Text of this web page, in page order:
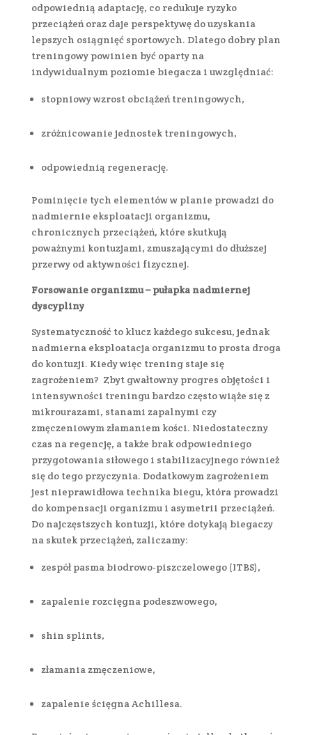
odpowiednią adaptację, co redukuje ryzyko
przeciążeń oraz daje perspektywę do uzyskania
lepszych osiągnięć sportowych. Dlatego dobry plan
treningowy powinien być oparty na
indywidualnym poziomie biegacza i uwzględniać:
stopniowy wzrost obciążeń treningowych,
zróżnicowanie jednostek treningowych,
odpowiednią regenerację.
Pominięcie tych elementów w planie prowadzi do
nadmiernie eksploatacji organizmu,
chronicznych przeciążeń, które skutkują
poważnymi kontuzjami, zmuszającymi do dłuższej
przerwy od aktywności fizycznej.
Forsowanie organizmu – pułapka nadmiernej
dyscypliny
Systematyczność to klucz każdego sukcesu, jednak
nadmierna eksploatacja organizmu to prosta droga
do kontuzji. Kiedy więc trening staje się
zagrożeniem? Zbyt gwałtowny progres objętości i
intensywności treningu bardzo często wiąże się z
mikrourazami, stanami zapalnymi czy
zmęczeniowym złamaniem kości. Niedostateczny
czas na regencję, a także brak odpowiedniego
przygotowania siłowego i stabilizacyjnego również
się do tego przyczynia. Dodatkowym zagrożeniem
jest nieprawidłowa technika biegu, która prowadzi
do kompensacji organizmu i asymetrii przeciążeń.
Do najczęstszych kontuzji, które dotykają biegaczy
na skutek przeciążeń, zaliczamy:
zespół pasma biodrowo-piszczelowego (ITBS),
zapalenie rozcięgna podeszwowego,
shin splints,
złamania zmęczeniowe,
zapalenie ścięgna Achillesa.